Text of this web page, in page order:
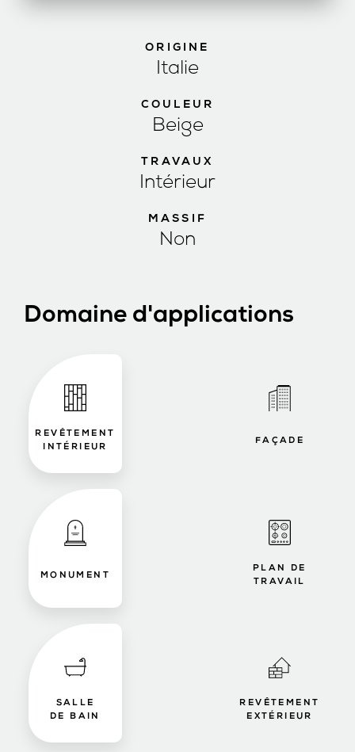
ORIGINE
Italie
COULEUR
Beige
TRAVAUX
Intérieur
MASSIF
Non
Domaine d'applications
REVÊTEMENT
INTÉRIEUR
FAÇADE
MONUMENT
PLAN DE
TRAVAIL
SALLE
DE BAIN
REVÊTEMENT
EXTÉRIEUR